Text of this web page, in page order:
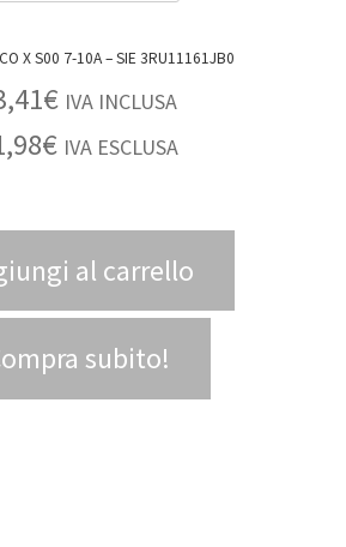
RELÈ TERMICO X S00 7-10A – SIE 3RU11161JB0
€ IVA INCLUSA
€ IVA ESCLUSA
al carrello
subito!